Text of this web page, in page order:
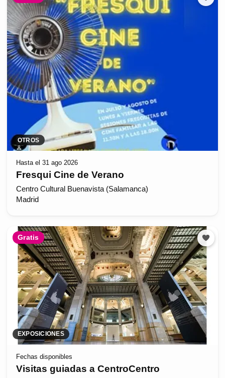
OTROS
Hasta el 31 ago 2026
Fresqui Cine de Verano
Centro Cultural Buenavista (Salamanca)
Madrid
Gratis
EXPOSICIONES
Fechas disponibles
Visitas guiadas a CentroCentro